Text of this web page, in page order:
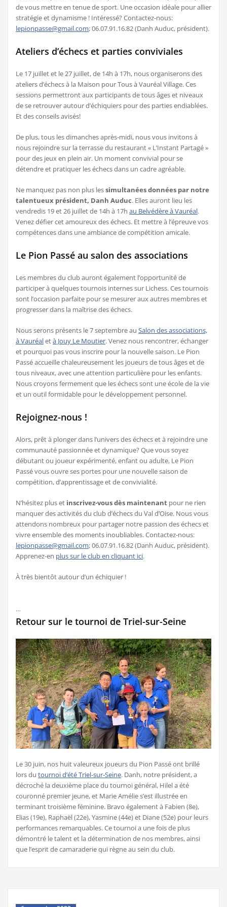
de vous mettre en tenue de sport. Une occasion idéale pour allier
stratégie et dynamisme ! Intéressé? Contactez-nous:
lepionpasse@gmail.com; 06.07.91.16.82 (Danh Auduc, président).
Ateliers d’échecs et parties conviviales
Le 17 juillet et le 27 juillet, de 14h à 17h, nous organiserons des
ateliers d’échecs à la Maison pour Tous à Vauréal Village. Ces
sessions permettront aux participants de tous âges et niveaux
de se retrouver autour d’échiquiers pour des parties endiablées.
Et des conseils avisés!
De plus, tous les dimanches après-midi, nous vous invitons à
nous rejoindre sur la terrasse du restaurant « L’Instant Partagé »
pour des jeux en plein air. Un moment convivial pour se
détendre et pratiquer les échecs dans un cadre agréable.
Ne manquez pas non plus lessimultanées données par notre
talentueux président, Danh Auduc. Elles auront lieu les
vendredis 19 et 26 juillet de 14h à 17h au Belvédère à Vauréal.
Venez défier cet amoureux des échecs. Et mettre à l’épreuve vos
compétences dans une ambiance de compétition amicale.
Le Pion Passé au salon des associations
Les membres du club auront également l’opportunité de
participer à quelques tournois internes sur Lichess. Ces tournois
sont l’occasion parfaite pour se mesurer aux autres membres et
progresser dans la maîtrise des échecs.
Nous serons présents le 7 septembre au Salon des associations,
à Vauréaletà Jouy Le Moutier. Venez nous rencontrer, échanger
et pourquoi pas vous inscrire pour la nouvelle saison. Le Pion
Passé accueille chaleureusement les joueurs de tous âges et de
tous niveaux, avec une attention particulière pour les enfants.
Nous croyons fermement que les échecs sont une école de la vie
et un outil formidable pour le développement personnel.
Rejoignez-nous !
Alors, prêt à plonger dans l’univers des échecs et à rejoindre une
communauté passionnée et dynamique? Que vous soyez
débutant ou joueur expérimenté, enfant ou adulte, Le Pion
Passé vous ouvre ses portes pour une nouvelle saison de
compétition, d’apprentissage et de convivialité.
N’hésitez plus et inscrivez-vous dès maintenant pour ne rien
manquer des activités du club d’échecs du Val d’Oise. Nous vous
attendons nombreux pour partager notre passion des échecs et
vivre ensemble des moments inoubliables. Contactez-nous:
lepionpasse@gmail.com; 06.07.91.16.82 (Danh Auduc, président).
Apprenez-en plus sur le club en cliquant ici.
À très bientôt autour d’un échiquier !
…
Retour sur le tournoi de Triel-sur-Seine
Le 30 juin, nos huit valeureux joueurs du Pion Passé ont brillé
lors du tournoi d’été Triel-sur-Seine. Danh, notre président, a
décroché la deuxième place du tournoi général, Hilel a été
couronné premier jeune, et Marie Amélie s’est illustrée en
terminant troisième féminine. Bravo également à Fabien (8e),
Elias (19e), Raphaël (22e), Yasmine (44e) et Diane (52e) pour leurs
performances remarquables. Ce tournoi a une fois de plus
démontré le talent et la détermination de nos membres, ainsi
que l’esprit de camaraderie qui règne au sein du club.